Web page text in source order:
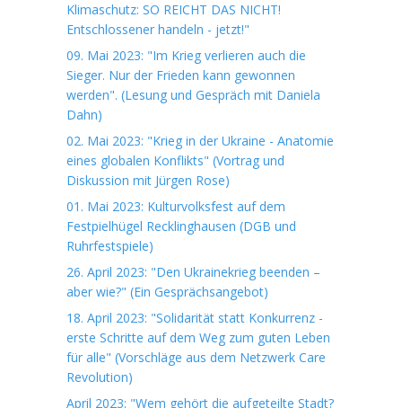
Klimaschutz: SO REICHT DAS NICHT!
Entschlossener handeln - jetzt!"
09. Mai 2023: "Im Krieg verlieren auch die
Sieger. Nur der Frieden kann gewonnen
werden". (Lesung und Gespräch mit Daniela
Dahn)
02. Mai 2023: "Krieg in der Ukraine - Anatomie
eines globalen Konflikts" (Vortrag und
Diskussion mit Jürgen Rose)
01. Mai 2023: Kulturvolksfest auf dem
Festpielhügel Recklinghausen (DGB und
Ruhrfestspiele)
26. April 2023: "Den Ukrainekrieg beenden –
aber wie?" (Ein Gesprächsangebot)
18. April 2023: "Solidarität statt Konkurrenz -
erste Schritte auf dem Weg zum guten Leben
für alle" (Vorschläge aus dem Netzwerk Care
Revolution)
April 2023: "Wem gehört die aufgeteilte Stadt?